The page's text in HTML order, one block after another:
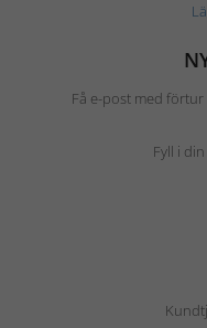
Få e-post med
Fyll i